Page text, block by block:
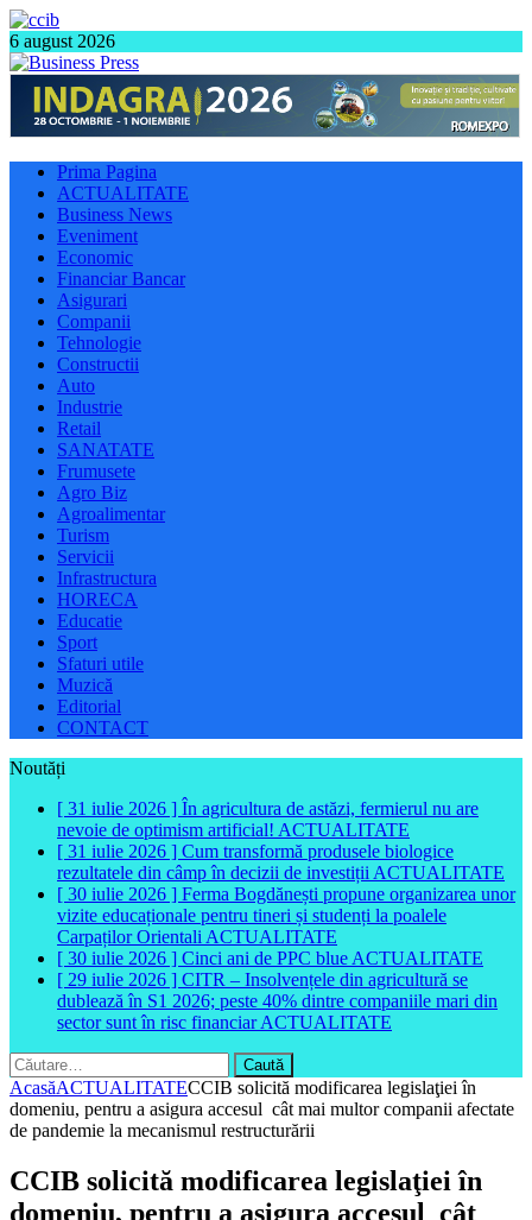
6 august 2026
Prima Pagina
ACTUALITATE
Business News
Eveniment
Economic
Financiar Bancar
Asigurari
Companii
Tehnologie
Constructii
Auto
Industrie
Retail
SANATATE
Frumusete
Agro Biz
Agroalimentar
Turism
Servicii
Infrastructura
HORECA
Educatie
Sport
Sfaturi utile
Muzică
Editorial
CONTACT
Noutăți
[ 31 iulie 2026 ] În agricultura de astăzi, fermierul nu are
nevoie de optimism artificial! ACTUALITATE
[ 31 iulie 2026 ] Cum transformă produsele biologice
rezultatele din câmp în decizii de investiții ACTUALITATE
[ 30 iulie 2026 ] Ferma Bogdănești propune organizarea unor
vizite educaționale pentru tineri și studenți la poalele
Carpaților Orientali ACTUALITATE
[ 30 iulie 2026 ] Cinci ani de PPC blue ACTUALITATE
[ 29 iulie 2026 ] CITR – Insolvențele din agricultură se
dublează în S1 2026; peste 40% dintre companiile mari din
sector sunt în risc financiarACTUALITATE
Caută
după:
AcasăACTUALITATECCIB solicită modificarea legislaţiei în
domeniu, pentru a asigura accesul cât mai multor companii afectate
de pandemie la mecanismul restructurării
CCIB solicită modificarea legislaţiei în
domeniu, pentru a asigura accesul cât